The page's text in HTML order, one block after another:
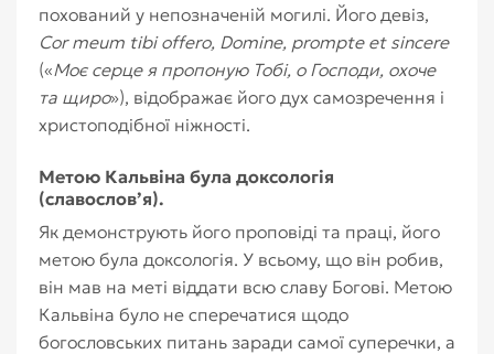
похований у непозначеній могилі. Його девіз,
Cor meum tibi offero, Domine, prompte et sincere
(«Моє серце я пропоную Тобі, о Господи, охоче
та щиро»), відображає його дух самозречення і
христоподібної ніжності.
Метою Кальвіна була доксологія
(славослов’я).
Як демонструють його проповіді та праці, його
метою була доксологія. У всьому, що він робив,
він мав на меті віддати всю славу Богові. Метою
Кальвіна було не сперечатися щодо
богословських питань заради самої суперечки, а